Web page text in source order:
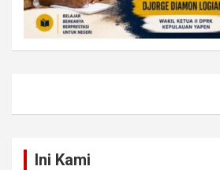
Ini Kami